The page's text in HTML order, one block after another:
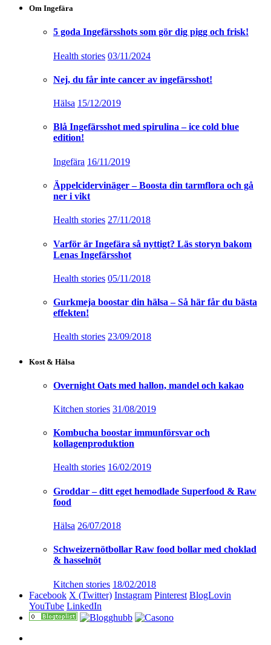
Om Ingefära
5 goda Ingefärsshots som gör dig pigg och frisk!
Health stories 03/11/2024
Nej, du får inte cancer av ingefärsshot!
Hälsa 15/12/2019
Blå Ingefärsshot med spirulina – ice cold blue
edition!
Ingefära 16/11/2019
Äppelcidervinäger – Boosta din tarmflora och gå
ner i vikt
Health stories 27/11/2018
Varför är Ingefära så nyttigt? Läs storyn bakom
Lenas Ingefärsshot
Health stories 05/11/2018
Gurkmeja boostar din hälsa – Så här får du bästa
effekten!
Health stories 23/09/2018
Kost & Hälsa
Overnight Oats med hallon, mandel och kakao
Kitchen stories 31/08/2019
Kombucha boostar immunförsvar och
kollagenproduktion
Health stories 16/02/2019
Groddar – ditt eget hemodlade Superfood & Raw
food
Hälsa 26/07/2018
Schweizernötbollar Raw food bollar med choklad
& hasselnöt
Kitchen stories 18/02/2018
Facebook X (Twitter) Instagram Pinterest BlogLovin
YouTube LinkedIn